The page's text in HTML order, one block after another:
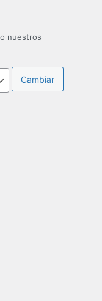
nuestros